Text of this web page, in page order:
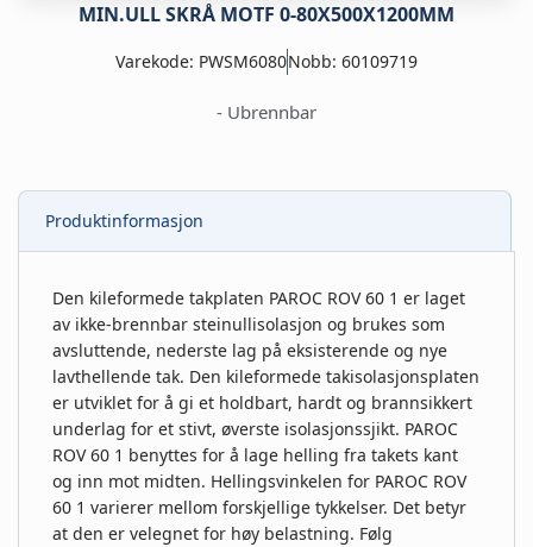
MIN.ULL SKRÅ MOTF 0-80X500X1200MM
Varekode: PWSM6080Nobb: 60109719
- Ubrennbar
Produktinformasjon
Den kileformede takplaten PAROC ROV 60 1 er laget
av ikke-brennbar steinullisolasjon og brukes som
avsluttende, nederste lag på eksisterende og nye
lavthellende tak. Den kileformede takisolasjonsplaten
er utviklet for å gi et holdbart, hardt og brannsikkert
underlag for et stivt, øverste isolasjonssjikt. PAROC
ROV 60 1 benyttes for å lage helling fra takets kant
og inn mot midten. Hellingsvinkelen for PAROC ROV
60 1 varierer mellom forskjellige tykkelser. Det betyr
at den er velegnet for høy belastning. Følg